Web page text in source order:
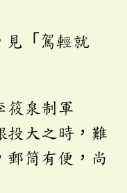
見「駕輕就
筱泉制軍
投大之時，難
郵筒有便，尚